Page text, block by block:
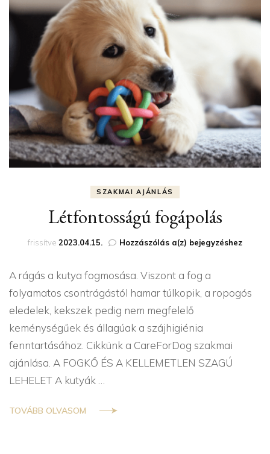
SZAKMAI AJÁNLÁS
Létfontosságú fogápolás
frissítve 2023.04.15. Hozzászólás a(z) Létfontosságú
bejegyzéshez
A rágás a kutya fogmosása. Viszont a fog a
folyamatos csontrágástól hamar túlkopik, a ropogós
eledelek, kekszek pedig nem megfelelő
keménységűek és állagúak a szájhigiénia
fenntartásához. Cikkünk a CareForDog szakmai
ajánlása. A FOGKŐ ÉS A KELLEMETLEN SZAGÚ
LEHELET A kutyák …
TOVÁBB OLVASOM